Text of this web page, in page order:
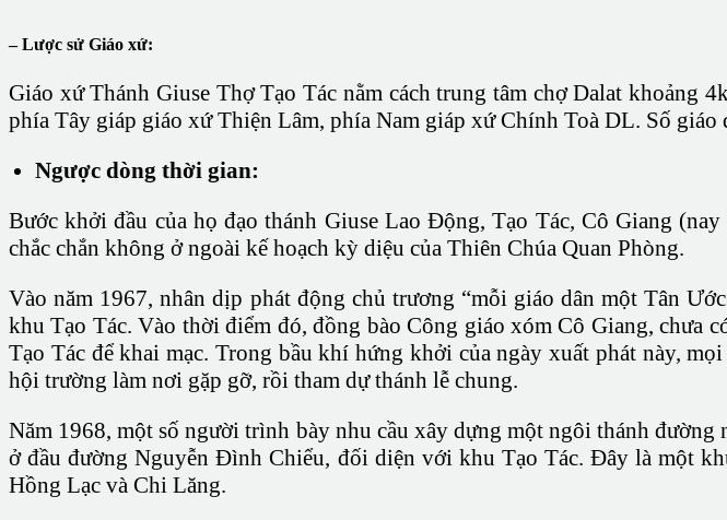
– Lược sử Giáo xứ:
Giáo xứ Thánh Giuse Thợ Tạo Tác nằm cách trung tâm chợ Dalat khoảng
phía Tây giáp giáo xứ Thiện Lâm, phía Nam giáp xứ Chính Toà DL. Số
Ngược dòng thời gian:
Bước khởi đầu của họ đạo thánh Giuse Lao Động, Tạo Tác, Cô Giang
chắc chắn không ở ngoài kế hoạch kỳ diệu của Thiên Chúa Quan Phòng.
Vào năm 1967, nhân dịp phát động chủ trương “mỗi giáo dân một Tân
khu Tạo Tác. Vào thời điểm đó, đồng bào Công giáo xóm Cô Giang,
Tạo Tác để khai mạc. Trong bầu khí hứng khởi của ngày xuất phát này,
hội trường làm nơi gặp gỡ, rồi tham dự thánh lễ chung.
Năm 1968, một số người trình bày nhu cầu xây dựng một ngôi thánh
ở đầu đường Nguyễn Ðình Chiểu, đối diện với khu Tạo Tác. Ðây là một
Hồng Lạc và Chi Lăng.